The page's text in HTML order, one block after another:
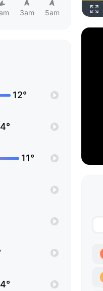
3am 5am
12°
11°